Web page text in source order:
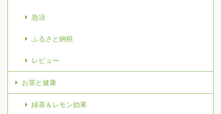
急須
ふるさと納税
レビュー
お茶と健康
緑茶＆レモン効果